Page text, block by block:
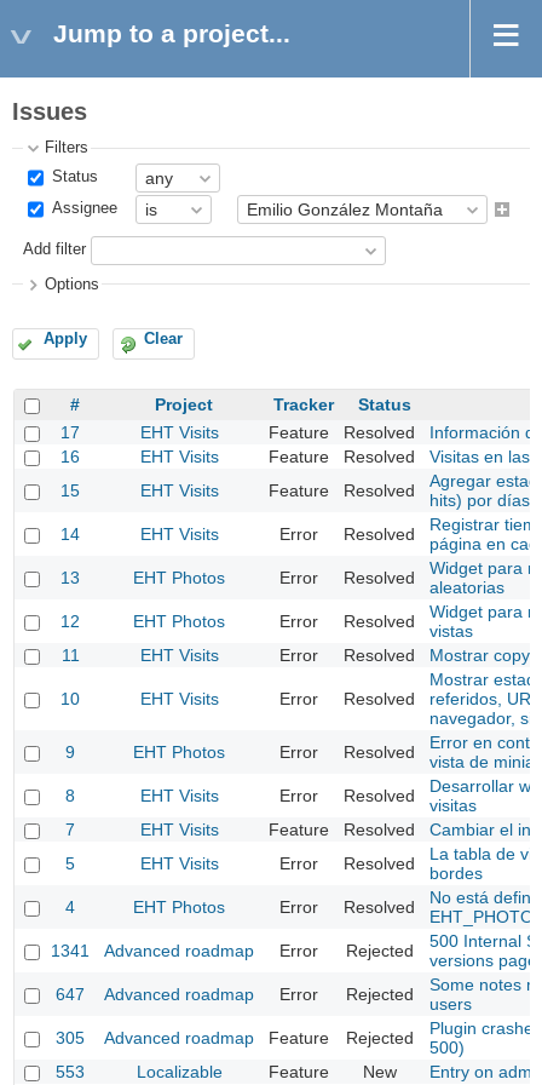
Jump to a project...
Issues
Filters
Status
Assignee
Add filter
Options
Apply Clear
# Project Tracker Status
17
EHT Visits Feature Resolved
Información
16
EHT Visits Feature Resolved
Visitas en las
15
EHT Visits Feature Resolved
Agregar
hits) por días
14
EHT Visits Error Resolved
Registrar
página en
13
EHT Photos Error Resolved
Widget para
aleatorias
12
EHT Photos Error Resolved
Widget para
vistas
11
EHT Visits Error Resolved Mostrar
10 EHT Visits Error Resolved
Mostrar
referidos,
navegador,
9
EHT Photos Error Resolved
Error en
vista de
8
EHT Visits Error Resolved
Desarrollar
visitas
7
EHT Visits Feature Resolved
Cambiar el
5
EHT Visits Error Resolved
La tabla de
bordes
4
EHT Photos Error Resolved
No está
1341
Advanced roadmap Error Rejected
500 Internal
versions page
647
Advanced roadmap Error Rejected
Some notes
users
305
Advanced roadmap Feature Rejected
Plugin
500)
553
Localizable Feature New Entry on